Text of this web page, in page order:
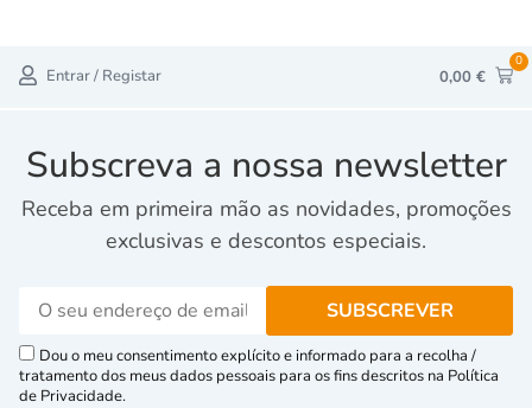
Entrar / Registar 0,00 €
0
Subscreva a nossa newsletter
Receba em primeira mão as novidades, promoções
exclusivas e descontos especiais.
Dou o meu consentimento explícito e informado para a recolha /
tratamento dos meus dados pessoais para os fins descritos na Política
de Privacidade.